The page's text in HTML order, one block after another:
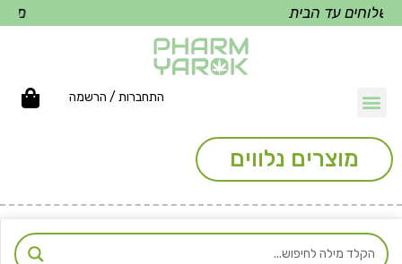
עד הבית
התחברות / הרשמה
מוצרים נלווים